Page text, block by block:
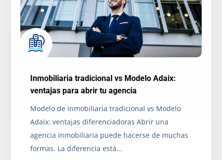
Inmobiliaria tradicional vs Modelo Adaix:
ventajas para abrir tu agencia
Modelo de inmobiliaria tradicional vs Modelo
Adaix: ventajas diferenciadoras Abrir una
agencia inmobiliaria puede hacerse de muchas
formas. La diferencia está...